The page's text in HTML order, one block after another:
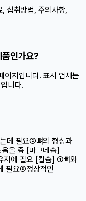
섭취방법, 주의사항,
인가요?
이지입니다. 표시 업체는
니다.
데 필요②뼈의 형성과
을 줌 [마그네슘]
지에 필요 [칼슘] ①뼈와
필요③정상적인